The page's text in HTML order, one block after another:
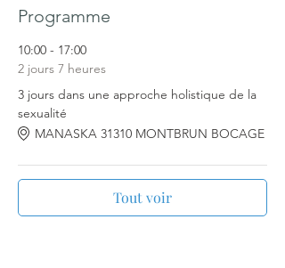
téléphonique pour confirmer votre
inscription. hébergement conseillé sur
place, à réserver directement auprès de
Manaska. tarifs du stage : 350€ par couple
ou duo
Programme
10:00 - 17:00
2 jours 7 heures
3 jours dans une approche holistique de la
sexualité
MANASKA 31310 MONTBRUN BOCAGE
Tout voir